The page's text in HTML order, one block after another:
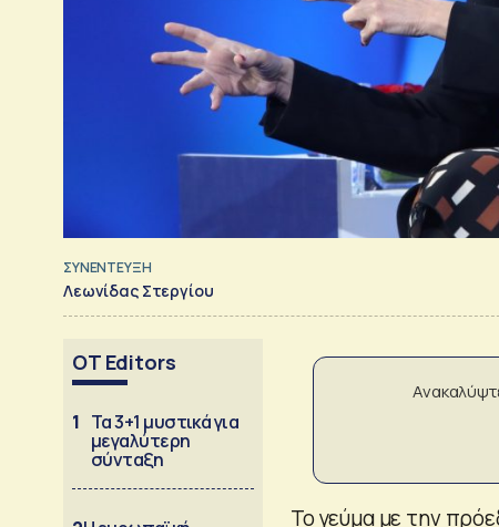
ΣΥΝΕΝΤΕΥΞΗ
Λεωνίδας Στεργίου
OT Editors
1 Τα 3+1 μυστικά για
μεγαλύτερη
σύνταξη
Το γεύμα με την